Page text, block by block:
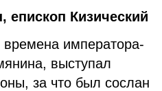
епископ Кизический
императора-
выступал
за что был сослан